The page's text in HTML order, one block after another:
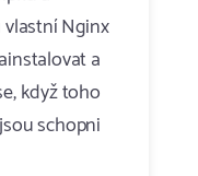
Nginx
a
když toho
schopni